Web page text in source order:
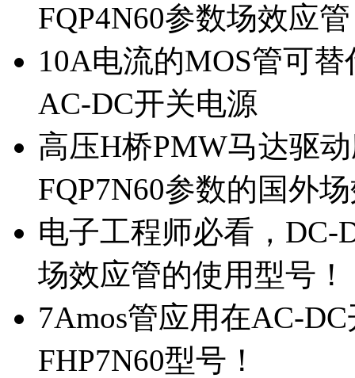
FQP4N60参数场效应
10A电流的MOS管可
AC-DC开关电源
高压H桥PMW马达驱
FQP7N60参数的国外
电子工程师必看，DC-
场效应管的使用型号！
7Amos管应用在AC-
FHP7N60型号！